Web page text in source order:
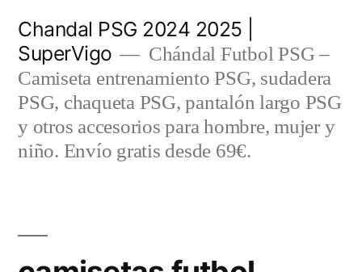
contenido
Chandal PSG 2024 2025 |
SuperVigo
Chándal Futbol PSG –
Camiseta entrenamiento PSG, sudadera
PSG, chaqueta PSG, pantalón largo PSG
y otros accesorios para hombre, mujer y
niño. Envío gratis desde 69€.